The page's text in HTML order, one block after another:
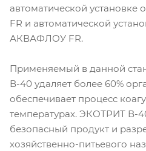
автоматической
FR и автоматической
АКВАФЛОУ FR.
Применяемый в данной
В-40 удаляет более 60%
обеспечивает процесс
температурах. ЭКОТРИТ В-
безопасный продукт и
хозяйственно-питьевого